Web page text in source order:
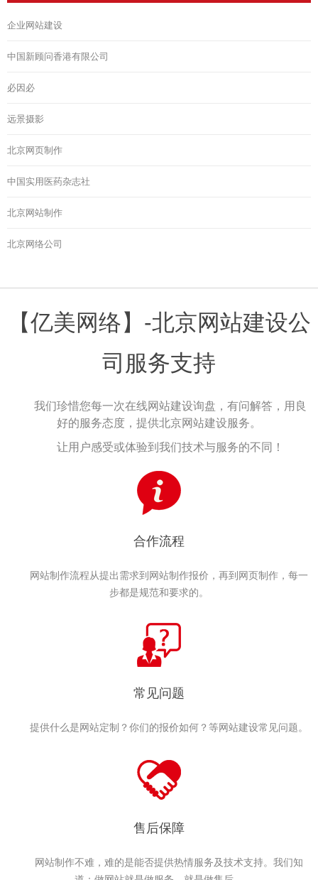
企业网站建设
中国新顾问香港有限公司
必因必
远景摄影
北京网页制作
中国实用医药杂志社
北京网站制作
北京网络公司
【亿美网络】-北京网站建设公
司服务支持
我们珍惜您每一次在线网站建设询盘，有问解答，用良
好的服务态度，提供北京网站建设服务。
让用户感受或体验到我们技术与服务的不同！
合作流程
网站制作流程从提出需求到网站制作报价，再到网页制作，每一
步都是规范和要求的。
常见问题
提供什么是网站定制？你们的报价如何？等网站建设常见问题。
售后保障
网站制作不难，难的是能否提供热情服务及技术支持。我们知